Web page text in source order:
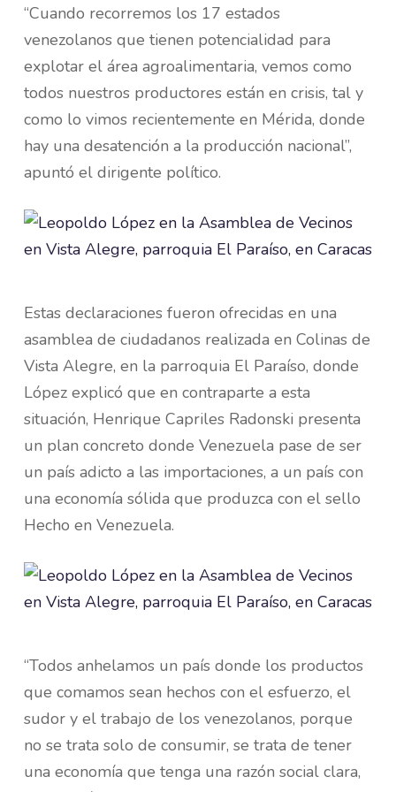
“Cuando recorremos los 17 estados
venezolanos que tienen potencialidad para
explotar el área agroalimentaria, vemos como
todos nuestros productores están en crisis, tal y
como lo vimos recientemente en Mérida, donde
hay una desatención a la producción nacional”,
apuntó el dirigente político.
Estas declaraciones fueron ofrecidas en una
asamblea de ciudadanos realizada en Colinas de
Vista Alegre, en la parroquia El Paraíso, donde
López explicó que en contraparte a esta
situación, Henrique Capriles Radonski presenta
un plan concreto donde Venezuela pase de ser
un país adicto a las importaciones, a un país con
una economía sólida que produzca con el sello
Hecho en Venezuela.
“Todos anhelamos un país donde los productos
que comamos sean hechos con el esfuerzo, el
sudor y el trabajo de los venezolanos, porque
no se trata solo de consumir, se trata de tener
una economía que tenga una razón social clara,